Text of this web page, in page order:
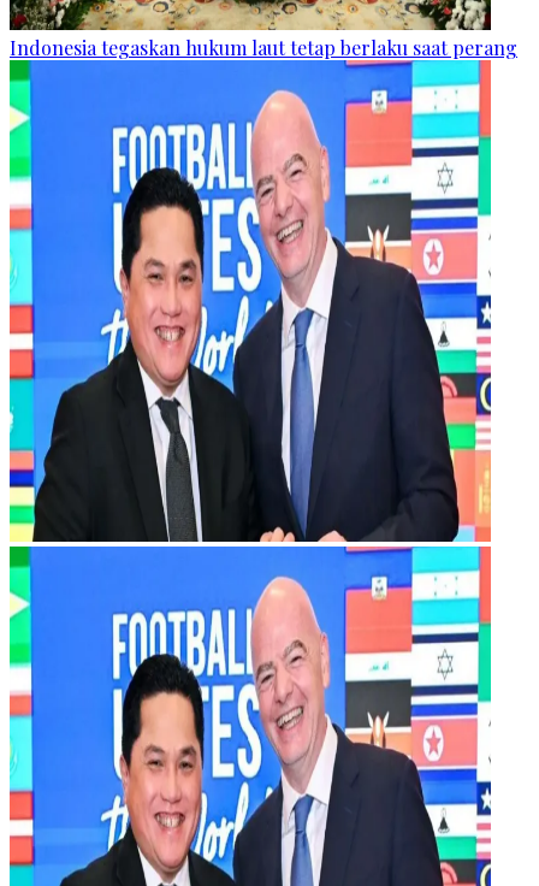
Indonesia tegaskan hukum laut tetap berlaku saat perang